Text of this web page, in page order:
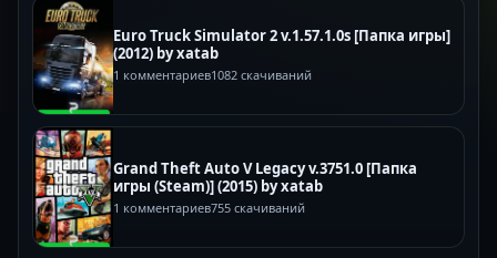
Euro Truck Simulator 2 v.1.57.1.0s [Папка игры]
(2012) by xatab
1 комментариев1082 скачиваний
Grand Theft Auto V Legacy v.3751.0 [Папка
игры (Steam)] (2015) by xatab
1 комментариев755 скачиваний